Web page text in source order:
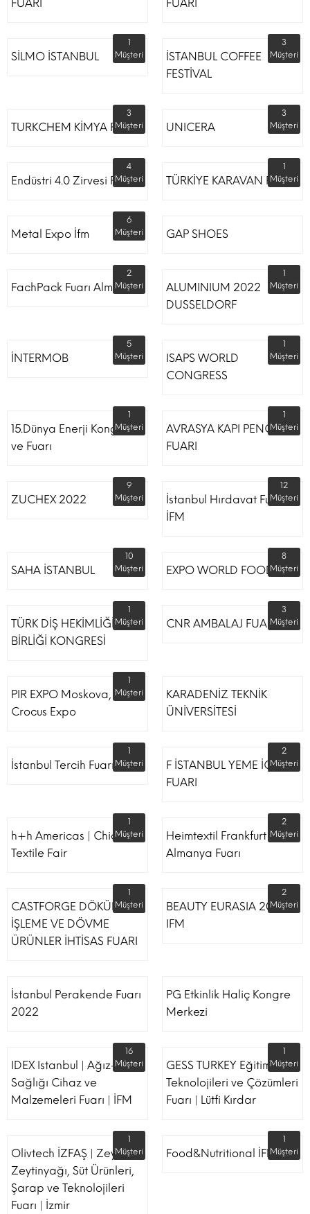
FUARI FUARI
SİLMO İSTANBUL
1
Müşteri
İSTANBUL COFFEE
FESTİVAL
3
Müşteri
TURKCHEM KİMYA FUARI
3
Müşteri
UNICERA
3
Müşteri
Endüstri 4.0 Zirvesi Fuarı
4
Müşteri
TÜRKİYE KARAVAN FUARI
1
Müşteri
Metal Expo İfm
6
Müşteri
GAP SHOES
FachPack Fuarı Almanya
2
Müşteri
ALUMINIUM 2022
DUSSELDORF
1
Müşteri
İNTERMOB
5
Müşteri
ISAPS WORLD
CONGRESS
1
Müşteri
15.Dünya Enerji Kongresi
ve Fuarı
1
Müşteri
AVRASYA KAPI PENCERE
FUARI
1
Müşteri
ZUCHEX 2022
9
Müşteri
İstanbul Hırdavat Fuarı
İFM
12
Müşteri
SAHA İSTANBUL
10
Müşteri
EXPO WORLD FOOD
8
Müşteri
TÜRK DİŞ HEKİMLİĞİ
BİRLİĞİ KONGRESİ
1
Müşteri
CNR AMBALAJ FUARI
3
Müşteri
PIR EXPO Moskova,
Crocus Expo
1
Müşteri
KARADENİZ TEKNİK
ÜNİVERSİTESİ
İstanbul Tercih Fuarı
1
Müşteri
F İSTANBUL YEME İÇME
FUARI
2
Müşteri
h+h Americas | Chicago
Textile Fair
1
Müşteri
Heimtextil Frankfurt
Almanya Fuarı
2
Müşteri
CASTFORGE DÖKÜM,
İŞLEME VE DÖVME
ÜRÜNLER İHTİSAS FUARI
1
Müşteri
BEAUTY EURASIA 2022
IFM
2
Müşteri
İstanbul Perakende Fuarı
2022
PG Etkinlik Haliç Kongre
Merkezi
IDEX Istanbul | Ağız-Diş
Sağlığı Cihaz ve
Malzemeleri Fuarı | İFM
16
Müşteri
GESS TURKEY Eğitim
Teknolojileri ve Çözümleri
Fuarı | Lütfi Kırdar
1
Müşteri
Olivtech İZFAŞ | Zeytin,
Zeytinyağı, Süt Ürünleri,
Şarap ve Teknolojileri
Fuarı | İzmir
1
Müşteri
Food&Nutritional İFM
1
Müşteri